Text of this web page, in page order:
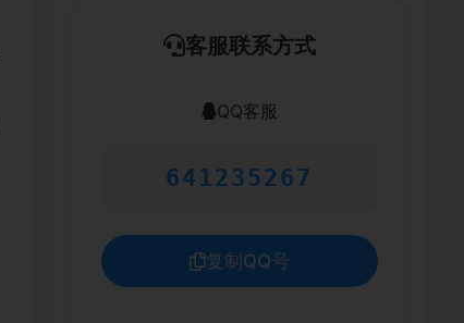
客服联系方式
QQ客服
641235267
复制QQ号